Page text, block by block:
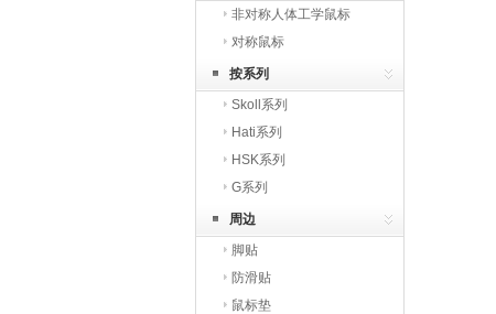
非对称人体工学鼠标
对称鼠标
按系列
Skoll系列
Hati系列
HSK系列
G系列
周边
脚贴
防滑贴
鼠标垫